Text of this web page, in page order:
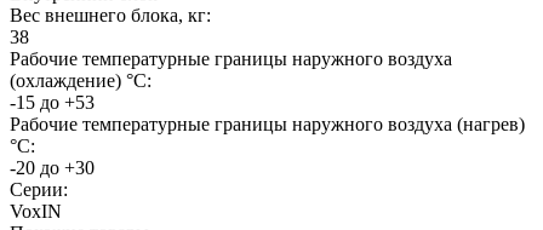
Вес внешнего блока, кг:
38
Рабочие температурные границы наружного воздуха
(охлаждение) °C:
-15 до +53
Рабочие температурные границы наружного воздуха (нагрев)
°C:
-20 до +30
Серии:
VoxIN